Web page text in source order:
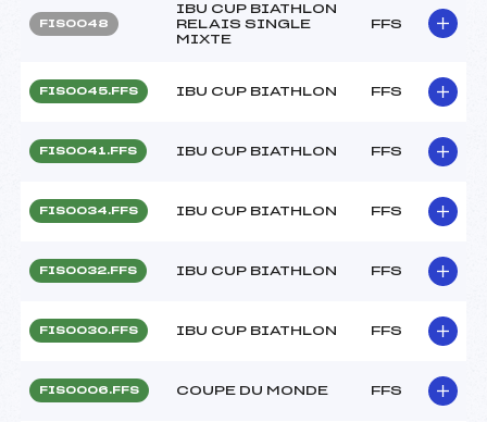
FIS0048
IBU CUP BIATHLON
RELAIS SINGLE
MIXTE
FFS
FIS0045.FFS IBU CUP BIATHLON FFS
FIS0041.FFS IBU CUP BIATHLON FFS
FIS0034.FFS IBU CUP BIATHLON FFS
FIS0032.FFS IBU CUP BIATHLON FFS
FIS0030.FFS IBU CUP BIATHLON FFS
FIS0006.FFS COUPE DU MONDE FFS